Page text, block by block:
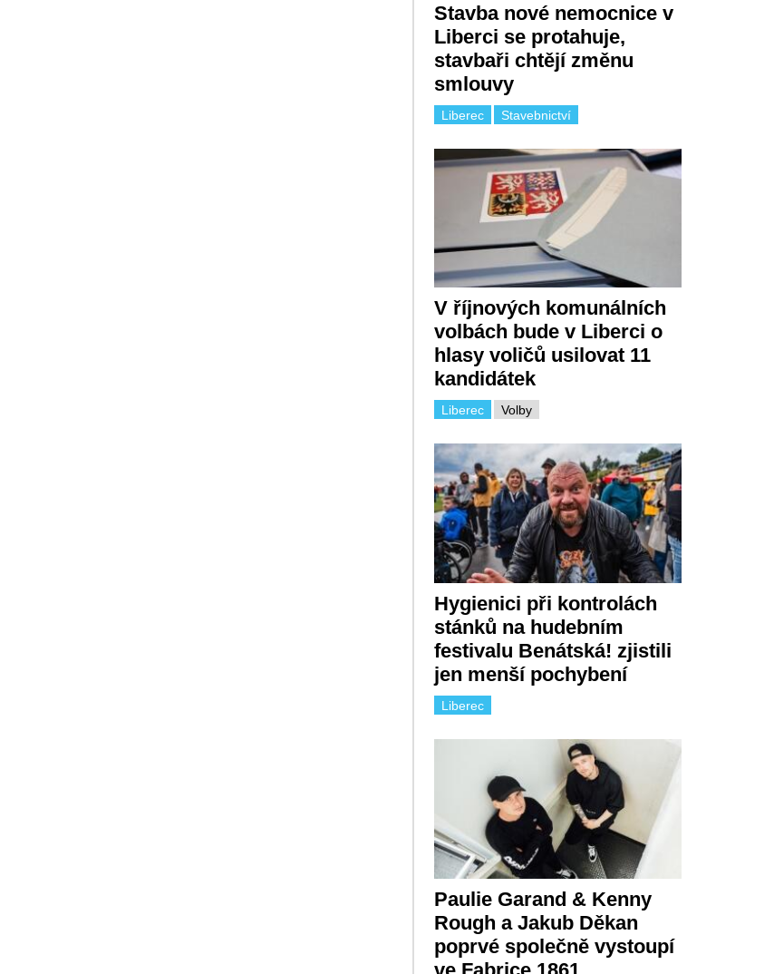
Stavba nové nemocnice v
Liberci se protahuje,
stavbaři chtějí změnu
smlouvy
Liberec Stavebnictví
V říjnových komunálních
volbách bude v Liberci o
hlasy voličů usilovat 11
kandidátek
Liberec Volby
Hygienici při kontrolách
stánků na hudebním
festivalu Benátská! zjistili
jen menší pochybení
Liberec
Paulie Garand & Kenny
Rough a Jakub Děkan
poprvé společně vystoupí